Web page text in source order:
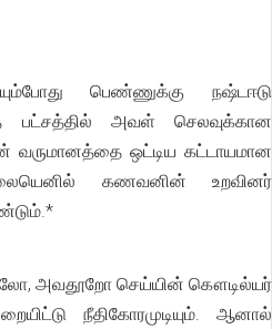
பெண்ணுக்கு நஷ்டஈடு
பட்சத்தில் அவள் செலவுக்கான
ஒட்டிய கட்டாயமான
கணவனின் உறவினர்
அவதூறோ செய்யின் கௌடில்யர்
நீதிகோரமுடியும். ஆனால்